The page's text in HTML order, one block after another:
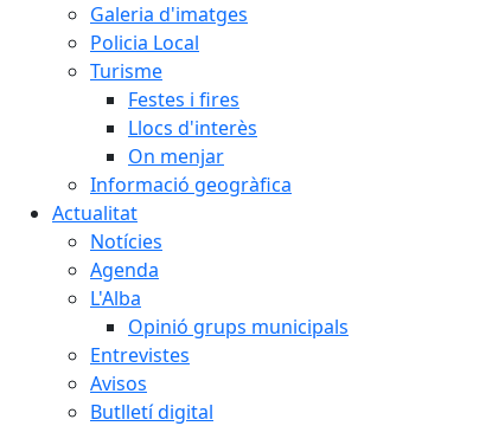
Galeria d'imatges
Policia Local
Turisme
Festes i fires
Llocs d'interès
On menjar
Informació geogràfica
Actualitat
Notícies
Agenda
L'Alba
Opinió grups municipals
Entrevistes
Avisos
Butlletí digital